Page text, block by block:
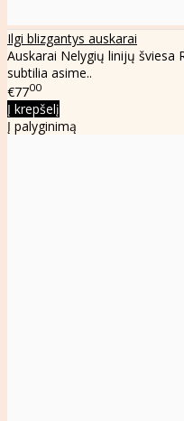
Ilgi blizgantys auskarai
Auskarai Nelygių linijų šviesa
subtilia asime..
€7700
Į krepšelį
Į palyginimą